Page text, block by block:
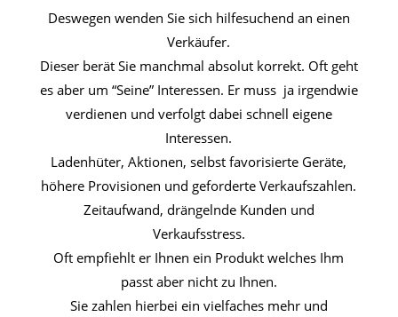
Deswegen wenden Sie sich hilfesuchend an einen
Verkäufer.
Dieser berät Sie manchmal absolut korrekt. Oft geht
es aber um “Seine” Interessen. Er muss ja irgendwie
verdienen und verfolgt dabei schnell eigene
Interessen.
Ladenhüter, Aktionen, selbst favorisierte Geräte,
höhere Provisionen und geforderte Verkaufszahlen.
Zeitaufwand, drängelnde Kunden und
Verkaufsstress.
Oft empfiehlt er Ihnen ein Produkt welches Ihm
passt aber nicht zu Ihnen.
Sie zahlen hierbei ein vielfaches mehr und